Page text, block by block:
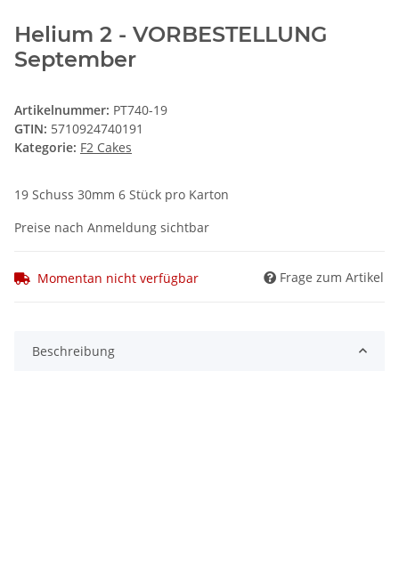
Helium 2 - VORBESTELLUNG
September
Artikelnummer: PT740-19
GTIN: 5710924740191
Kategorie: F2 Cakes
19 Schuss 30mm 6 Stück pro Karton
Preise nach Anmeldung sichtbar
Momentan nicht verfügbar Frage zum Artikel
Beschreibung